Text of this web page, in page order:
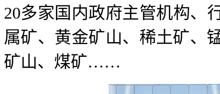
20多家国内政府主管机构
属矿、黄金矿山、稀土矿、
矿山、煤矿……